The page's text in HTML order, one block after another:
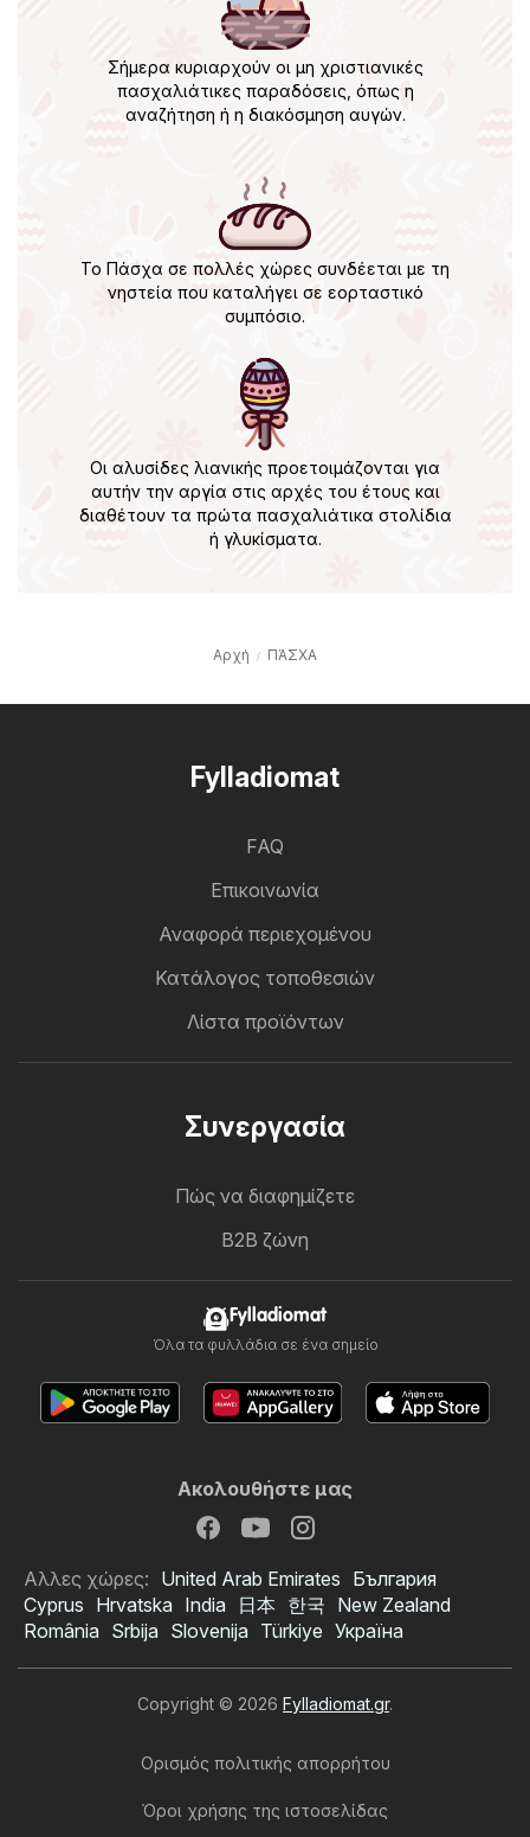
Σήμερα κυριαρχούν οι μη χριστιανικές
πασχαλιάτικες παραδόσεις, όπως η
αναζήτηση ή η διακόσμηση αυγών.
Το Πάσχα σε πολλές χώρες συνδέεται με τη
νηστεία που καταλήγει σε εορταστικό
συμπόσιο.
Οι αλυσίδες λιανικής προετοιμάζονται για
αυτήν την αργία στις αρχές του έτους και
διαθέτουν τα πρώτα πασχαλιάτικα στολίδια
ή γλυκίσματα.
Αρχή ΠΆΣΧΑ
Fylladiomat
FAQ
Επικοινωνία
Αναφορά περιεχομένου
Κατάλογος τοποθεσιών
Λίστα προϊόντων
Συνεργασία
Πώς να διαφημίζετε
B2B ζώνη
Fylladiomat
Όλα τα φυλλάδια σε ένα σημείο
Ακολουθήστε μας
Αλλες χώρες: United Arab Emirates България
Cyprus Hrvatska India 日本 한국 New Zealand
România Srbija Slovenija Türkiye Україна
Copyright © 2026 Fylladiomat.gr.
Ορισμός πολιτικής απορρήτου
Όροι χρήσης της ιστοσελίδας